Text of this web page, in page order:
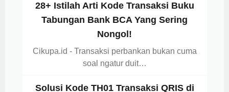
28+ Istilah Arti Kode Transaksi Buku
Tabungan Bank BCA Yang Sering
Nongol!
Cikupa.id - Transaksi perbankan bukan cuma
soal ngatur duit…
Solusi Kode TH01 Transaksi QRIS di